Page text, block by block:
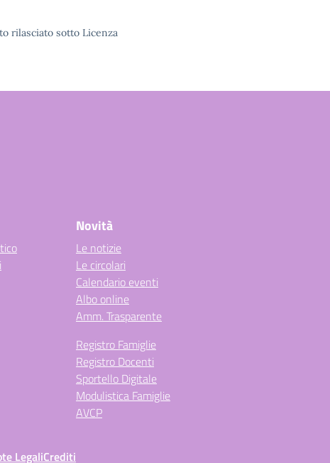
rilasciato sotto Licenza
Novità
Le notizie
Le circolari
Calendario eventi
Albo online
Amm. Trasparente
Registro Famiglie
Registro Docenti
Sportello Digitale
Modulistica Famiglie
AVCP
LegaliCrediti